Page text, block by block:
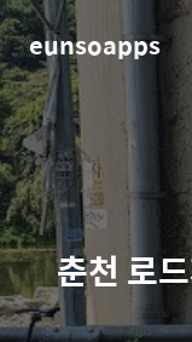
eunsoapps
춘천 로